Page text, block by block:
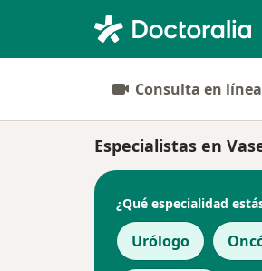
Consulta en línea
Especialistas en
¿Qué especialidad
Urólogo